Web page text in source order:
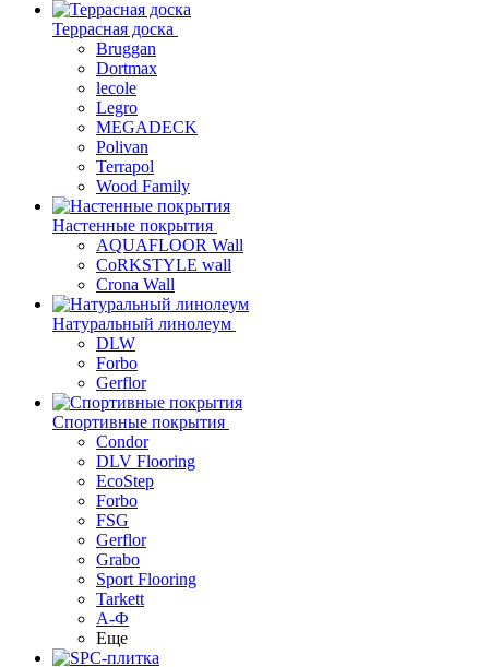
Террасная доска
Bruggan
Dortmax
lecole
Legro
MEGADECK
Polivan
Terrapol
Wood Family
Настенные покрытия
AQUAFLOOR Wall
CoRKSTYLE wall
Crona Wall
Натуральный линолеум
DLW
Forbo
Gerflor
Спортивные покрытия
Condor
DLV Flooring
EcoStep
Forbo
FSG
Gerflor
Grabo
Sport Flooring
Tarkett
А-Ф
Еще